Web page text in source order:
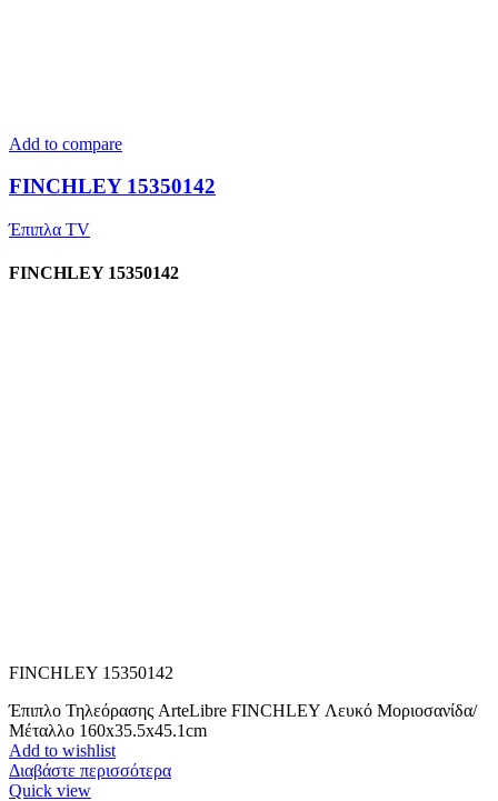
Add to compare
FINCHLEY 15350142
Έπιπλα TV
FINCHLEY 15350142
FINCHLEY 15350142
Έπιπλο Τηλεόρασης ArteLibre FINCHLEY Λευκό Μοριοσανίδα/
Μέταλλο 160x35.5x45.1cm
Add to wishlist
Διαβάστε περισσότερα
Quick view